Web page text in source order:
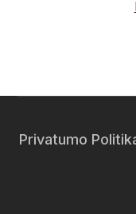
Privatumo